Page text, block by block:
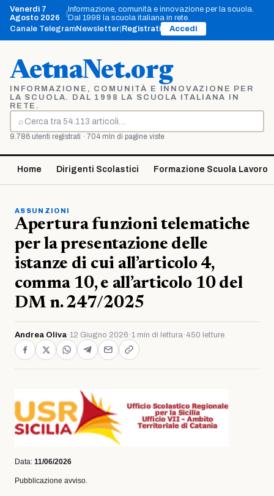
Vai
contenuto
Venerdì 7
Agosto 2026
Informazione, comunità e innovazione per la scuola.
Dal 1998 la scuola italiana in rete.
Canale TelegramNewsletter Registrati Accedi
AetnaNet.org
INFORMAZIONE, COMUNITÀ E INNOVAZIONE PER
LA SCUOLA. DAL 1998 LA SCUOLA ITALIANA IN
RETE.
⌕
Cerca
9.786 utenti registrati · 704 mln di pagine viste
Home Dirigenti Scolastici Formazione Scuola Lavoro
ASSUNZIONI
Apertura funzioni telematiche
per la presentazione delle
istanze di cui all’articolo 4,
comma 10, e all’articolo 10 del
DM n. 247/2025
Andrea Oliva·12 Giugno 2026 ·1 min di lettura· 450 letture
Data: 11/06/2026
Pubblicazione avviso.